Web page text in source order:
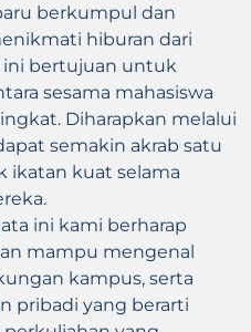
berkumpul dan
hiburan dari
ini bertujuan untuk
sesama mahasiswa
Diharapkan melalui
semakin akrab satu
ikatan kuat selama
ini kami berharap
mampu mengenal
kampus, serta
pribadi yang berarti